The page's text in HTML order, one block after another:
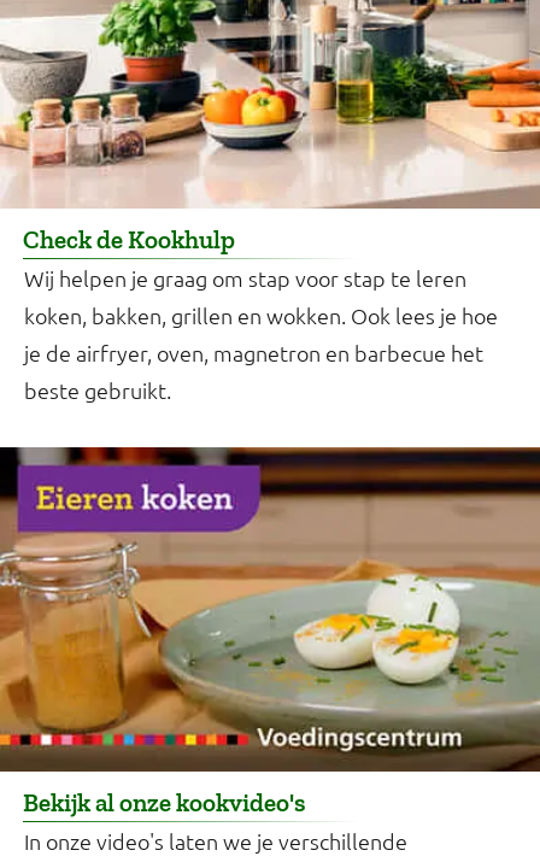
Check de Kookhulp
Wij helpen je graag om stap voor stap te leren
koken, bakken, grillen en wokken. Ook lees je hoe
je de airfryer, oven, magnetron en barbecue het
beste gebruikt.
Bekijk al onze kookvideo's
In onze video's laten we je verschillende